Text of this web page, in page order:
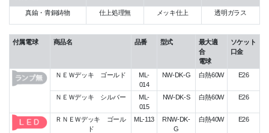
真鍮・青銅鋳物 仕上処理無 メッキ仕上 透明ガラス
付属電球 商品名 品番 型式
最大適
合
電球
ソケット
口金
ＮＥＷデッキ ゴールド
ML-
014
NW-DK-G 白熱60W E26
ＮＥＷデッキ シルバー
ML-
015
NW-DK-S 白熱60W E26
ＲＮＥＷデッキ ゴール
ド
ML-113
RNW-DK-
G
白熱40W E26